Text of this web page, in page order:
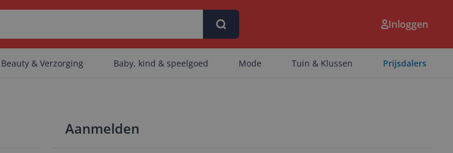
Inloggen
Beauty & Verzorging Baby, kind & speelgoed Mode Tuin & Klussen Prijsdalers
Aanmelden